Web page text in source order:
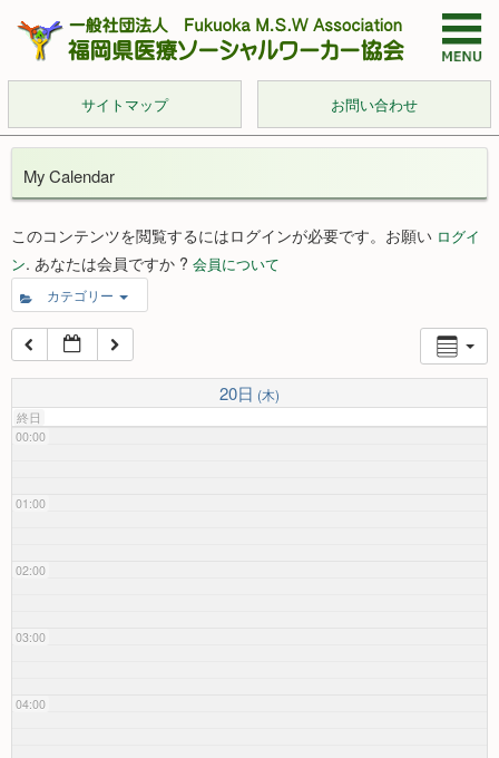
サイトマップ お問い合わせ
My Calendar
このコンテンツを閲覧するにはログインが必要です。お願い ログイ
ン. あなたは会員ですか ? 会員について
カテゴリー
20日 (木)
終日
00:00
01:00
02:00
03:00
04:00